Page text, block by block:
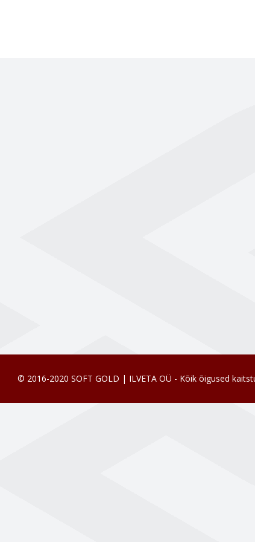
© 2016-2020 SOFT GOLD | ILVETA OÜ - Kõik õigused